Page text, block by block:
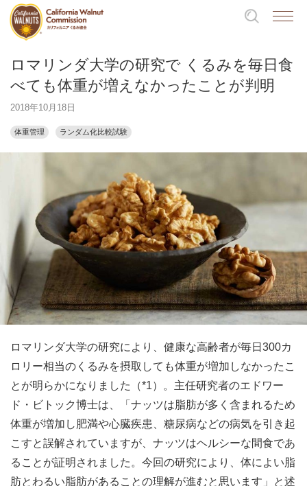
ロマリンダ大学の研究で くるみを毎日食
べても体重が増えなかったことが判明
2018年10月18日
体重管理 ランダム化比較試験
ロマリンダ大学の研究により、健康な高齢者が毎日300カ
ロリー相当のくるみを摂取しても体重が増加しなかったこ
とが明らかになりました（*1）。主任研究者のエドワー
ド・ビトック博士は、「ナッツは脂肪が多く含まれるため
体重が増加し肥満や心臓疾患、糖尿病などの病気を引き起
こすと誤解されていますが、ナッツはヘルシーな間食であ
ることが証明されました。今回の研究により、体によい脂
肪とわるい脂肪があることの理解が進むと思います」と述